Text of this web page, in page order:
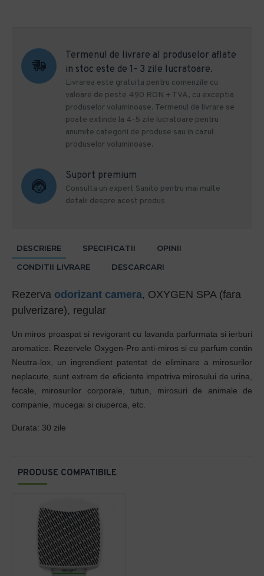
Termenul de livrare al produselor aflate
in stoc este de 1- 3 zile lucratoare.
Livrarea este gratuita pentru comenzile cu
valoare de peste 490 RON + TVA, cu exceptia
produselor voluminoase. Termenul de livrare se
poate extinde la 4-5 zile lucratoare pentru
anumite categorii de produse sau in cazul
produselor voluminoase.
Suport premium
Consulta un expert Sanito pentru mai multe
detalii despre acest produs
PRODUSE COMPATIBILE
DESCRIERE SPECIFICATII
OPINII
CONDITII LIVRARE
DESCARCARI
Rezerva odorizant camera, OXYGEN SPA (fara
pulverizare), regular
Un miros proaspat si revigorant cu lavanda parfurmata si ierburi
aromatice. Rezervele Oxygen-Pro anti-miros si cu parfum contin
Neutra-lox, un ingrendient patentat de eliminare a mirosurilor
neplacute, sunt extrem de eficiente impotriva mirosului de urina,
fecale, mirosurilor corporale, tutun, mirosuri de animale de
companie, mucegai si ciuperca, etc.
Durata: 30 zile